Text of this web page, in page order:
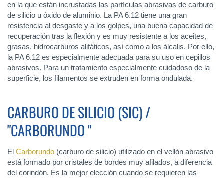
en la que están incrustadas las partículas abrasivas de carburo
de silicio u óxido de aluminio. La PA 6.12 tiene una gran
resistencia al desgaste y a los golpes, una buena capacidad de
recuperación tras la flexión y es muy resistente a los aceites,
grasas, hidrocarburos alifáticos, así como a los álcalis. Por ello,
la PA 6.12 es especialmente adecuada para su uso en cepillos
abrasivos. Para un tratamiento especialmente cuidadoso de la
superficie, los filamentos se extruden en forma ondulada.
CARBURO DE SILICIO (SIC) /
"CARBORUNDO "
El Carborundo (carburo de silicio) utilizado en el vellón abrasivo
está formado por cristales de bordes muy afilados, a diferencia
del corindón. Es la mejor elección cuando se requieren las